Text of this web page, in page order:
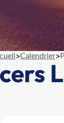
>Calendrier>